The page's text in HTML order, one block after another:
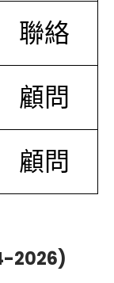
聯絡
顧問
顧問
2026)